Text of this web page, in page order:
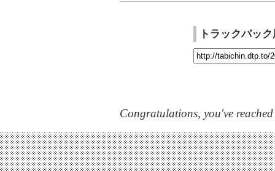
トラックバッ